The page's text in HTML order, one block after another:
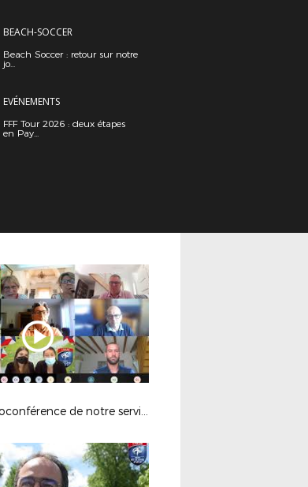
BEACH-SOCCER
Beach Soccer : retour sur notre
jo...
EVÉNEMENTS
FFF Tour 2026 : deux étapes
en Pay...
Revivez la visioconférence de notre service Licences du 31 mai 2021